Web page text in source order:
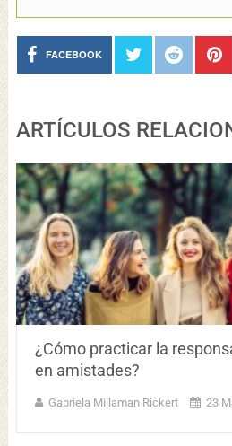
FACEBOOK
ARTÍCULOS
¿Cómo practicar la
en amistades?
Gabriela Millaman Rickert 23